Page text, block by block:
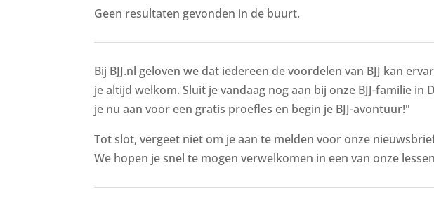
Geen resultaten gevonden in de buurt.
Bij BJJ.nl geloven we dat iedereen de voordelen van BJJ kan
je altijd welkom. Sluit je vandaag nog aan bij onze BJJ-familie
je nu aan voor een gratis proefles en begin je BJJ-avontuur!"
Tot slot, vergeet niet om je aan te melden voor onze
We hopen je snel te mogen verwelkomen in een van onze